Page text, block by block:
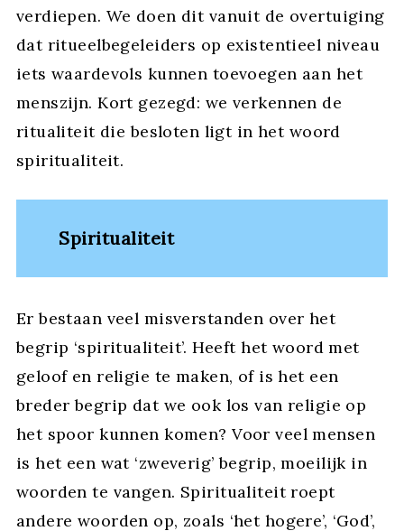
verdiepen. We doen dit vanuit de overtuiging
dat ritueelbegeleiders op existentieel niveau
iets waardevols kunnen toevoegen aan het
menszijn. Kort gezegd: we verkennen de
ritualiteit die besloten ligt in het woord
spiritualiteit.
Spiritualiteit
Er bestaan veel misverstanden over het
begrip ‘spiritualiteit’. Heeft het woord met
geloof en religie te maken, of is het een
breder begrip dat we ook los van religie op
het spoor kunnen komen? Voor veel mensen
is het een wat ‘zweverig’ begrip, moeilijk in
woorden te vangen. Spiritualiteit roept
andere woorden op, zoals ‘het hogere’, ‘God’,